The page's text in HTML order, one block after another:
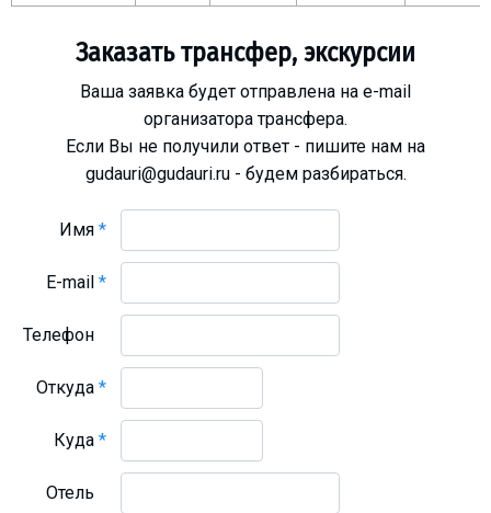
Заказать трансфер, экскурсии
Ваша заявка будет отправлена на e-mail
организатора трансфера.
Если Вы не получили ответ - пишите нам на
gudauri@gudauri.ru - будем разбираться.
Имя*
E-mail*
Телефон
Откуда*
Куда*
Отель
Безопасность